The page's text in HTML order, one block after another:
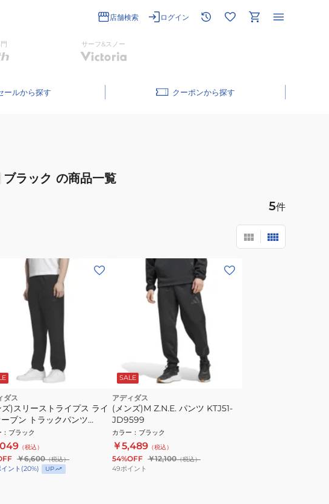
店舗検索 ログイン
サーフ&スノー
ール クーポン
ブラック の商品一覧
5件
ダス
)スリーストライプス ライ
ーブン トラックパンツ
KR8912
： ブラック
（税込）
￥6,600（税込）
ント (20%) UP
SALE
アディダス
(メンズ)M Z.N.E. パンツ KTJ51-
JD9599
カラー ： ブラック
￥5,489 （税込）
54%OFF ￥12,100（税込）
49ポイント